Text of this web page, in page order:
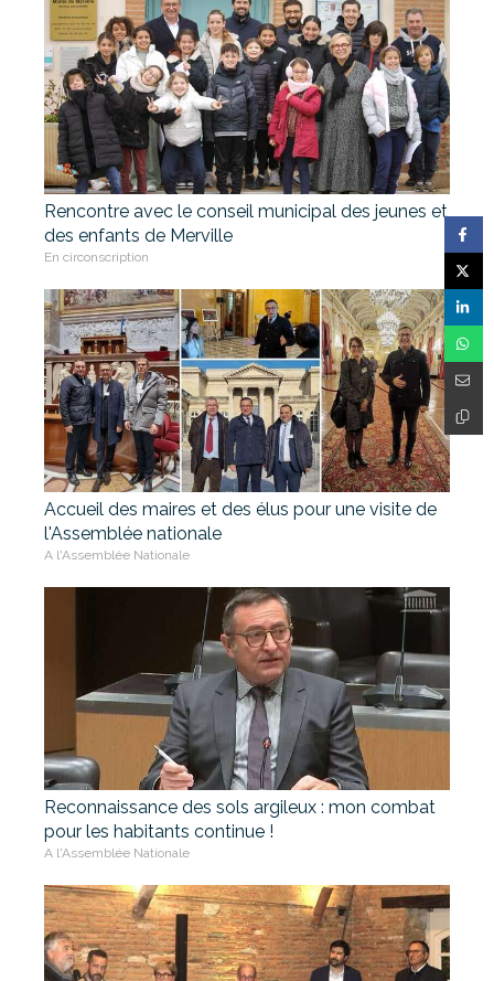
Rencontre avec le conseil municipal des jeunes et
des enfants de Merville
En circonscription
Accueil des maires et des élus pour une visite de
l'Assemblée nationale
A l'Assemblée Nationale
Reconnaissance des sols argileux : mon combat
pour les habitants continue !
A l'Assemblée Nationale